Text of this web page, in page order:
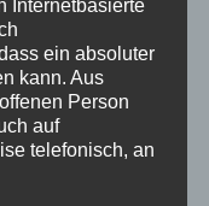
2024
Internetbasierte
ein absoluter
kann. Aus
Person
auf
telefonisch, an